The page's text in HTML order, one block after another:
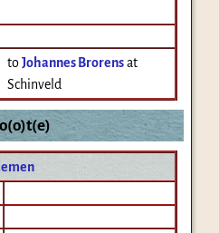
toJohannes Brorens at
Schinveld